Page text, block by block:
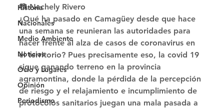
Historia
Nacionales
Medio Ambiente
Noticias
Ocio y Lugares
Opinión
Periodismo
📷 Nachely Rivero
¿Qué ha pasado en Camagüey desde que hace
una semana se reunieran las autoridades para
hacer frente al alza de casos de coronavirus en
el territorio? Pues precisamente eso, la covid 19
sigue ganando terreno en la provincia
agramontina, donde la pérdida de la percepción
de riesgo y el relajamiento e incumplimiento de
protocolos sanitarios juegan una mala pasada a